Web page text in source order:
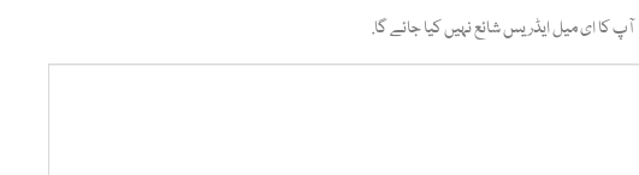
آپ کا ای میل ایڈریس شائع نہیں کیا جائے گا.